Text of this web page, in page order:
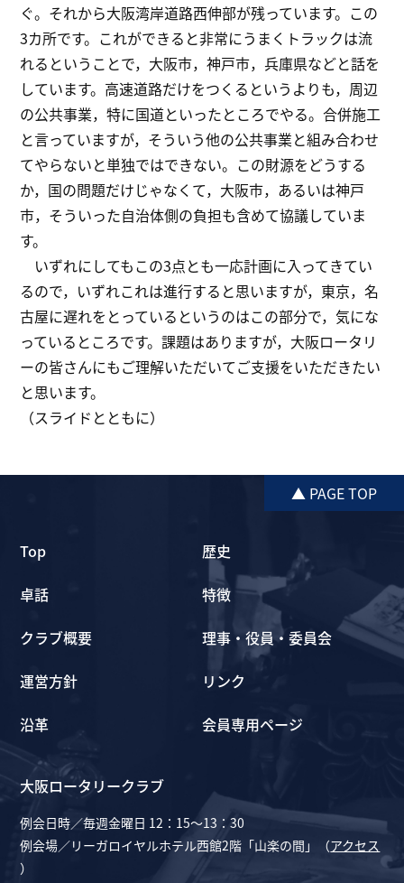
ぐ。それから大阪湾岸道路西伸部が残っています。この
3カ所です。これができると非常にうまくトラックは流
れるということで，大阪市，神戸市，兵庫県などと話を
しています。高速道路だけをつくるというよりも，周辺
の公共事業，特に国道といったところでやる。合併施工
と言っていますが，そういう他の公共事業と組み合わせ
てやらないと単独ではできない。この財源をどうする
か，国の問題だけじゃなくて，大阪市，あるいは神戸
市，そういった自治体側の負担も含めて協議していま
す。
いずれにしてもこの3点とも一応計画に入ってきてい
るので，いずれこれは進行すると思いますが，東京，名
古屋に遅れをとっているというのはこの部分で，気にな
っているところです。課題はありますが，大阪ロータリ
ーの皆さんにもご理解いただいてご支援をいただきたい
と思います。
（スライドとともに）
▲ PAGE TOP
Top
卓話
クラブ概要
運営方針
沿革
歴史
特徴
理事・役員・委員会
リンク
会員専用ページ
大阪ロータリークラブ
例会日時／毎週金曜日 12：15～13：30
例会場／リーガロイヤルホテル西館2階「山楽の間」（アクセス
）